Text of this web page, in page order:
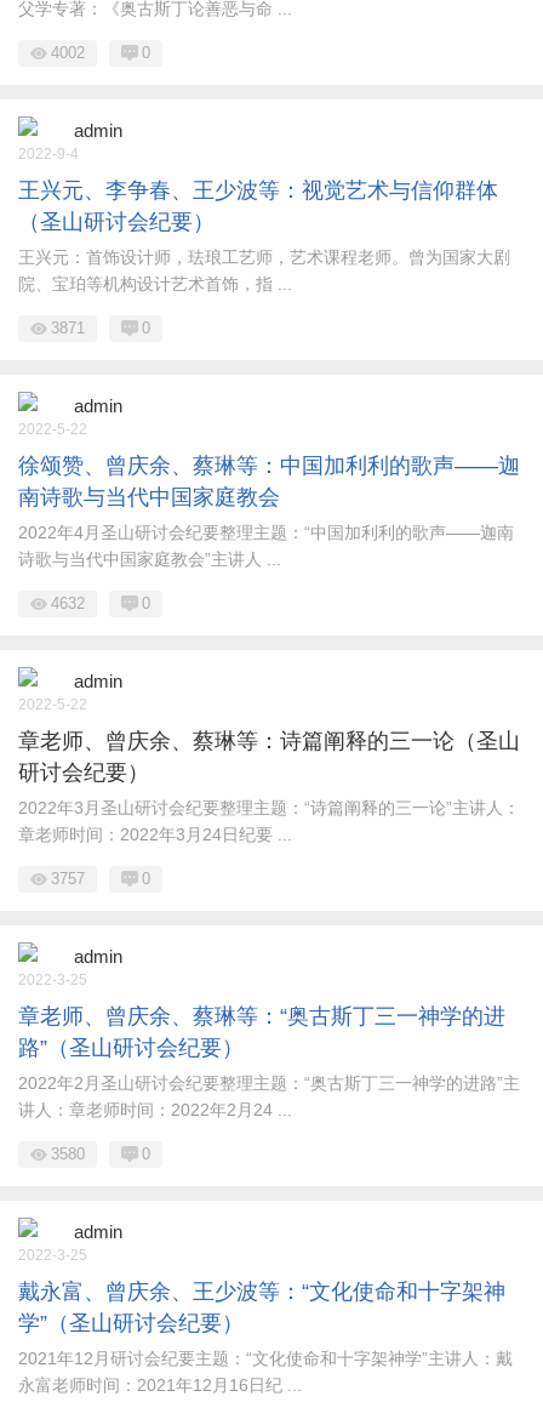
父学专著：《奥古斯丁论善恶与命 ...
4002 0
admin
2022-9-4
王兴元、李争春、王少波等：视觉艺术与信仰群体
（圣山研讨会纪要）
王兴元：首饰设计师，珐琅工艺师，艺术课程老师。曾为国家大剧
院、宝珀等机构设计艺术首饰，指 ...
3871 0
admin
2022-5-22
徐颂赞、曾庆余、蔡琳等：中国加利利的歌声——迦
南诗歌与当代中国家庭教会
2022年4月圣山研讨会纪要整理主题：“中国加利利的歌声——迦南
诗歌与当代中国家庭教会”主讲人 ...
4632 0
admin
2022-5-22
章老师、曾庆余、蔡琳等：诗篇阐释的三一论（圣山
研讨会纪要）
2022年3月圣山研讨会纪要整理主题：“诗篇阐释的三一论”主讲人：
章老师时间：2022年3月24日纪要 ...
3757 0
admin
2022-3-25
章老师、曾庆余、蔡琳等：“奥古斯丁三一神学的进
路”（圣山研讨会纪要）
2022年2月圣山研讨会纪要整理主题：“奥古斯丁三一神学的进路”主
讲人：章老师时间：2022年2月24 ...
3580 0
admin
2022-3-25
戴永富、曾庆余、王少波等：“文化使命和十字架神
学”（圣山研讨会纪要）
2021年12月研讨会纪要主题：“文化使命和十字架神学”主讲人：戴
永富老师时间：2021年12月16日纪 ...